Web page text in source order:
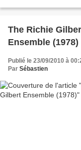
The Richie
Ensemble (1978)
Publié le 23/09/2010 à
Par Sébastien